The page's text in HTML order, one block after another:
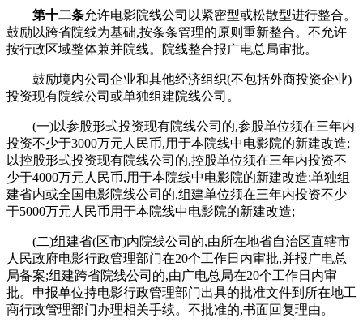
第十二条允许电影院线公司以紧密型或松散型进行整合。
鼓励以跨省院线为基础,按条条管理的原则重新整合。不允许
按行政区域整体兼并院线。院线整合报广电总局审批。
鼓励境内公司企业和其他经济组织(不包括外商投资企业)
投资现有院线公司或单独组建院线公司。
(一)以参股形式投资现有院线公司的,参股单位须在三年内
投资不少于3000万元人民币,用于本院线中电影院的新建改造;
以控股形式投资现有院线公司的,控股单位须在三年内投资不
少于4000万元人民币,用于本院线中电影院的新建改造;单独组
建省内或全国电影院线公司的,组建单位须在三年内投资不少
于5000万元人民币用于本院线中电影院的新建改造;
(二)组建省(区市)内院线公司的,由所在地省自治区直辖市
人民政府电影行政管理部门在20个工作日内审批,并报广电总
局备案;组建跨省院线公司的,由广电总局在20个工作日内审
批。申报单位持电影行政管理部门出具的批准文件到所在地工
商行政管理部门办理相关手续。不批准的,书面回复理由。